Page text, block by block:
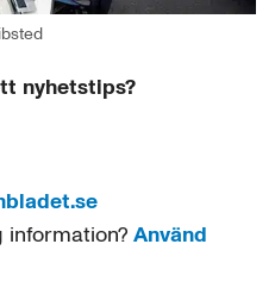
nyhetstips?
information? Använd